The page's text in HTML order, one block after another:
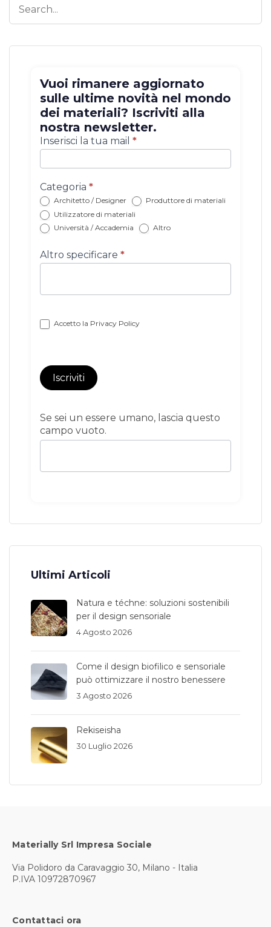
Vuoi rimanere aggiornato
sulle ultime novità nel mondo
dei materiali? Iscriviti alla
nostra newsletter.
Iscrizione
newsletter
con
categoria
Inserisci la tua mail *
Categoria *
Architetto / Designer
Produttore di materiali
Utilizzatore di materiali
Università / Accademia
Altro
Altro specificare *
Accetto la Privacy Policy
Iscriviti
Se sei un essere umano, lascia questo
campo vuoto.
Ultimi Articoli
Natura e téchne: soluzioni sostenibili
per il design sensoriale
4 Agosto 2026
Come il design biofilico e sensoriale
può ottimizzare il nostro benessere
3 Agosto 2026
Rekiseisha
30 Luglio 2026
Materially Srl Impresa Sociale
Via Polidoro da Caravaggio 30, Milano - Italia
P.IVA 10972870967
Contattaci ora